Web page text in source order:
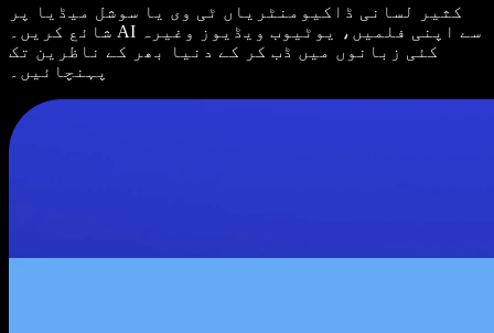
کثیر لسانی ڈاکیومنٹریاں ٹی وی یا سوشل میڈیا پر
شائع کریں۔ AI سے اپنی فلمیں، یوٹیوب ویڈیوز وغیرہ
کئی زبانوں میں ڈب کر کے دنیا بھر کے ناظرین تک
پہنچائیں۔